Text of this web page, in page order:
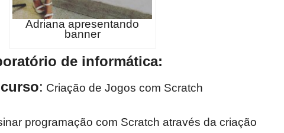
Adriana apresentando
banner
de informática:
: Criação de Jogos com Scratch
programação com Scratch através da criação